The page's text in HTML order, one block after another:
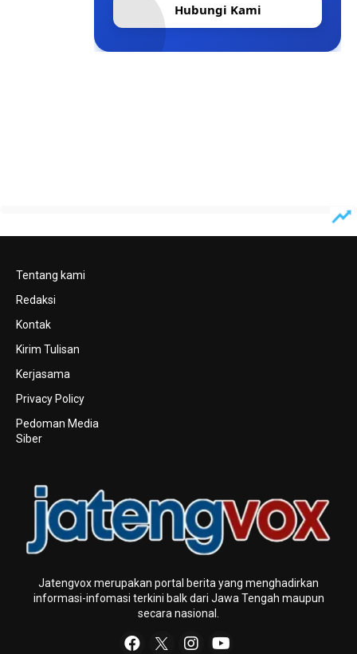
Hubungi Kami
Tentang kami
Redaksi
Kontak
Kirim Tulisan
Kerjasama
Privacy Policy
Pedoman Media
Siber
Jatengvox merupakan portal berita yang menghadirkan
informasi-infomasi terkini baIk dari Jawa Tengah maupun
secara nasional.